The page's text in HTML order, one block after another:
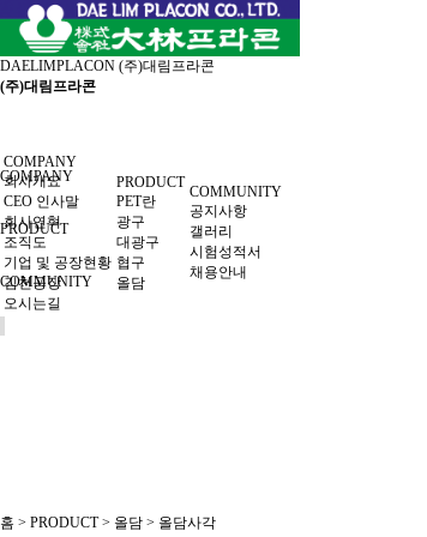
DAELIMPLACON (주)대림프라콘
(주)대림프라콘
COMPANY
PRODUCT
COMMUNITY
COMPANY
회사개요
CEO 인사말
회사연혁
조직도
기업 및 공장현황
김천공장
오시는길
PRODUCT
PET란
광구
대광구
협구
올담
COMMUNITY
공지사항
갤러리
시험성적서
채용안내
홈 > PRODUCT > 올담 > 올담사각